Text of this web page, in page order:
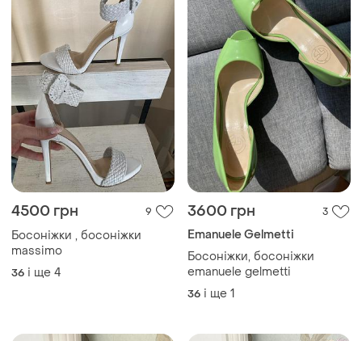
4500 грн 9
Босоніжки , босоніжки
massimo
36 і ще 4
3600 грн 3
Emanuele Gelmetti
Босоніжки, босоніжки
emanuele gelmetti
36 і ще 1